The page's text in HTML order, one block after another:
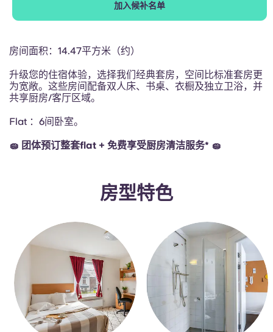
Català
Italian
Portuguese
加入候补名单
房间面积：14.47平方米（约）
升级您的住宿体验，选择我们经典套房，空间比标准套房更
为宽敞。这些房间配备双人床、书桌、衣橱及独立卫浴，并
共享厨房/客厅区域。
Flat ：6间卧室。
🧽 团体预订整套flat + 免费享受厨房清洁服务* 🧽
房型特色